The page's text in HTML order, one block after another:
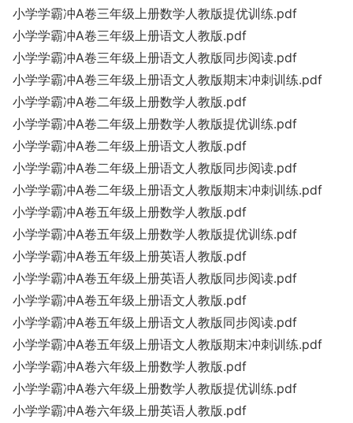
小学学霸冲A卷三年级上册数学人教版提优训练.pdf
小学学霸冲A卷三年级上册语文人教版.pdf
小学学霸冲A卷三年级上册语文人教版同步阅读.pdf
小学学霸冲A卷三年级上册语文人教版期末冲刺训练.pdf
小学学霸冲A卷二年级上册数学人教版.pdf
小学学霸冲A卷二年级上册数学人教版提优训练.pdf
小学学霸冲A卷二年级上册语文人教版.pdf
小学学霸冲A卷二年级上册语文人教版同步阅读.pdf
小学学霸冲A卷二年级上册语文人教版期末冲刺训练.pdf
小学学霸冲A卷五年级上册数学人教版.pdf
小学学霸冲A卷五年级上册数学人教版提优训练.pdf
小学学霸冲A卷五年级上册英语人教版.pdf
小学学霸冲A卷五年级上册英语人教版同步阅读.pdf
小学学霸冲A卷五年级上册语文人教版.pdf
小学学霸冲A卷五年级上册语文人教版同步阅读.pdf
小学学霸冲A卷五年级上册语文人教版期末冲刺训练.pdf
小学学霸冲A卷六年级上册数学人教版.pdf
小学学霸冲A卷六年级上册数学人教版提优训练.pdf
小学学霸冲A卷六年级上册英语人教版.pdf